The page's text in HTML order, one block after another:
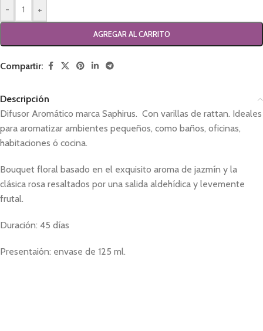
- +
AGREGAR AL CARRITO
Compartir:
Descripción
Difusor Aromático marca Saphirus. Con varillas de rattan. Ideales
para aromatizar ambientes pequeños, como baños, oficinas,
habitaciones ó cocina.
Bouquet floral basado en el exquisito aroma de jazmín y la
clásica rosa resaltados por una salida aldehídica y levemente
frutal.
Duración: 45 días
Presentaión: envase de 125 ml.